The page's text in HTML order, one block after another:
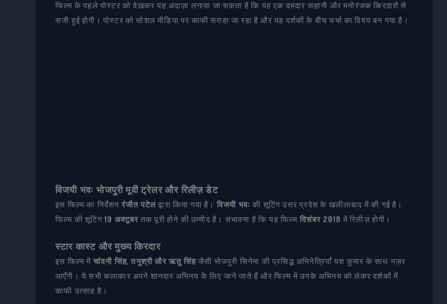
फिल्म के पहले पोस्टर को देखकर यह अंदाज़ा लगाया जा सकता है कि यह एक दमदार कहानी और मनोरंजक किरदारों से
सजी हुई होगी। पोस्टर को सोशल मीडिया पर काफी सराहा जा रहा है और यह दर्शकों के बीच चर्चा का विषय बन गया है।
विजयी भवः भोजपुरी मूवी ट्रेलर और रिलीज़ डेट
इस फिल्म का निर्देशन रंजीत पटेल द्वारा किया गया है। विजयी भवः की शूटिंग उत्तर प्रदेश के खलीलाबाद में की गई है।
फिल्म की शूटिंग 19 अक्टूबर तक पूरी होने की उम्मीद है। संभावना है कि यह फिल्म दिसंबर 2018 में रिलीज़ होगी।
स्टार कास्ट और मुख्य किरदार
इस फिल्म में चांदनी सिंह, तनुश्री और ऋतु सिंह जैसी भोजपुरी सिनेमा की प्रसिद्ध अभिनेत्रियाँ यश कुमार के साथ नज़र
आएँगी। ये सभी कलाकार अपने शानदार अभिनय के लिए जाने जाते हैं और फिल्म में उनके अभिनय को लेकर दर्शकों में
काफी उत्साह है।